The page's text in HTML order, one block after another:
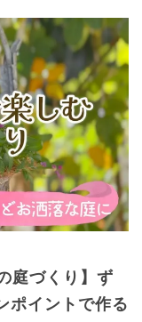
庭づくり】ず
ポイントで作る